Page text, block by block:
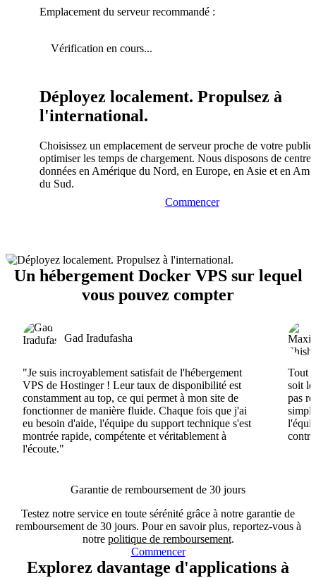
Emplacement du serveur recommandé :
Vérification en cours...
Déployez localement. Propulsez à
l'international.
Choisissez un emplacement de serveur proche de votre
optimiser les temps de chargement. Nous disposons de
données en Amérique du Nord, en Europe, en Asie et en
du Sud.
Commencer
Un hébergement Docker VPS sur lequel
vous pouvez compter
Gad Iradufasha
"Je suis incroyablement satisfait de l'hébergement
VPS de Hostinger ! Leur taux de disponibilité est
constamment au top, ce qui permet à mon site de
fonctionner de manière fluide. Chaque fois que j'ai
eu besoin d'aide, l'équipe du support technique s'est
montrée rapide, compétente et véritablement à
l'écoute."
Tout
soit
pas
Garantie de remboursement de 30 jours
Testez notre service en toute sérénité grâce à notre garantie de
remboursement de 30 jours. Pour en savoir plus, reportez-vous à
notre politique de remboursement.
Commencer
Explorez davantage d'applications à